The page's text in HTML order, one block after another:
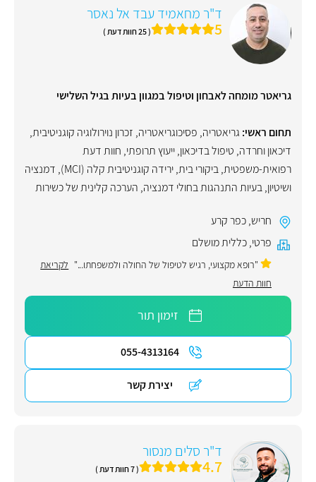
ד"ר מחאמיד עבד אל נאסר
5 ( 25 חוות דעת )
גריאטר מומחה לאבחון וטיפול במגוון בעיות בגיל השלישי
תחום ראשי: גריאטריה, פסיכוגריאטריה, זכרון נוירולוגיה קוגניטיבית,
דיכאון וחרדה, טיפול בדיכאון,ייעוץ תרופתי, חוות דעת
רפואית-משפטית,ביקורי בית,ירידה קוגניטיבית קלה (MCI) , דמנציה
ושיטיון,בעיות התנהגות בחולי דמנציה, הערכה קלינית של כשירות
חריש,כפר קרע
פרטי,כללית מושלם
"רופא מקצועי, רגיש לטיפול של החולה ולמשפחתו..." לקריאת
חוות הדעת
זימון תור
055-4313164
יצירת קשר
ד"ר סלים מנסור
4.7 ( 7 חוות דעת )